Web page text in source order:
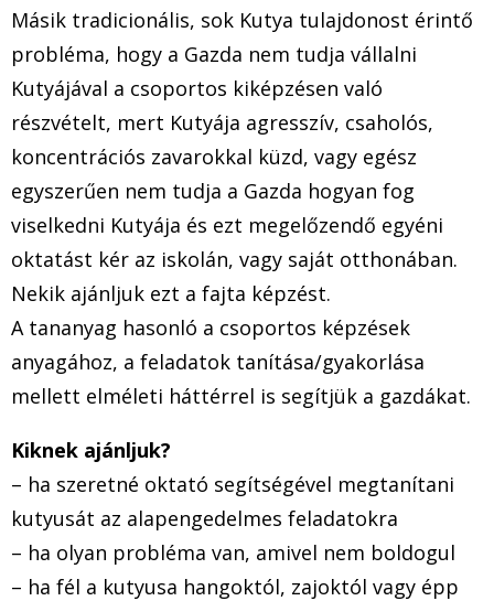
Másik tradicionális, sok Kutya tulajdonost érintő
probléma, hogy a Gazda nem tudja vállalni
Kutyájával a csoportos kiképzésen való
részvételt, mert Kutyája agresszív, csaholós,
koncentrációs zavarokkal küzd, vagy egész
egyszerűen nem tudja a Gazda hogyan fog
viselkedni Kutyája és ezt megelőzendő egyéni
oktatást kér az iskolán, vagy saját otthonában.
Nekik ajánljuk ezt a fajta képzést.
A tananyag hasonló a csoportos képzések
anyagához, a feladatok tanítása/gyakorlása
mellett elméleti háttérrel is segítjük a gazdákat.
Kiknek ajánljuk?
– ha szeretné oktató segítségével megtanítani
kutyusát az alapengedelmes feladatokra
– ha olyan probléma van, amivel nem boldogul
– ha fél a kutyusa hangoktól, zajoktól vagy épp